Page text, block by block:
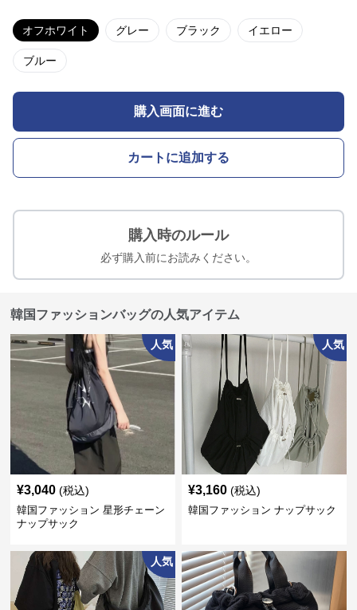
オフホワイト グレー ブラック イエロー
ブルー
購入画面に進む
カートに追加する
購入時のルール
必ず購入前にお読みください。
韓国ファッションバッグの人気アイテム
人気
¥3,040 (税込)
韓国ファッション 星形チェーン
ナップサック
人気
¥3,160 (税込)
韓国ファッション ナップサック
人気